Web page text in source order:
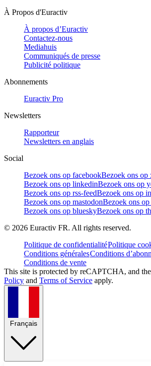
À Propos d'Euractiv
À propos d’Euractiv
Contactez-nous
Mediahuis
Communiqués de presse
Publicité politique
Abonnements
Euractiv Pro
Newsletters
Rapporteur
Newsletters en anglais
Social
Bezoek ons op facebookBezoek ons op
Bezoek ons op linkedinBezoek ons op
Bezoek ons op rss-feedBezoek ons op
Bezoek ons op mastodonBezoek ons
Bezoek ons op blueskyBezoek ons op
© 2026 Euractiv FR. All rights reserved.
Politique de confidentialitéPolitique
Conditions généralesConditions
Conditions de vente
This site is protected by reCAPTCHA, and
Policy and Terms of Service apply.
Français